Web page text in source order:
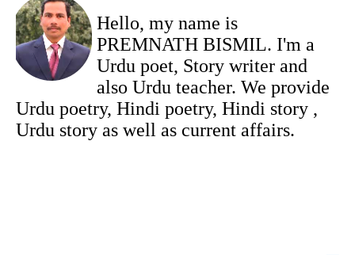
Hello, my name is
PREMNATH BISMIL. I'm a
Urdu poet, Story writer and
also Urdu teacher. We provide
Urdu poetry, Hindi poetry, Hindi story ,
Urdu story as well as current affairs.